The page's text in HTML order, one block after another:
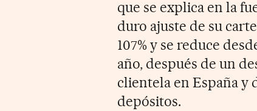
que se explica en la
duro ajuste de su
107% y se reduce
año, después de un
clientela en España y
depósitos.